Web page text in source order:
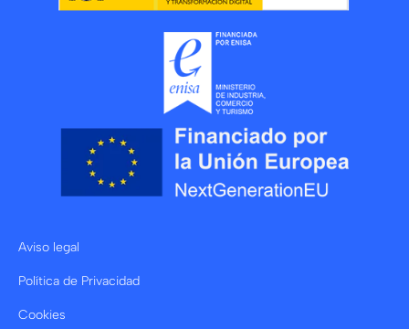
Aviso legal
Política de Privacidad
Cookies